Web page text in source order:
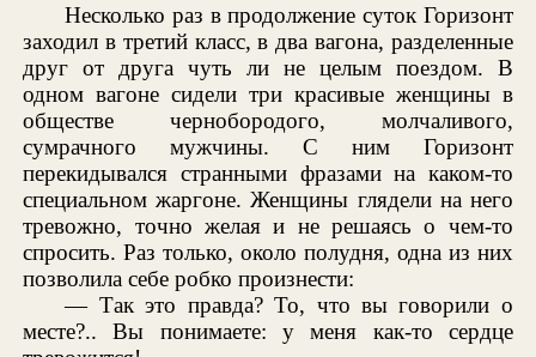
Несколько раз в продолжение суток Горизонт
заходил в третий класс, в два вагона, разделенные
друг от друга чуть ли не целым поездом. В
одном вагоне сидели три красивые женщины в
обществе чернобородого, молчаливого,
сумрачного мужчины. С ним Горизонт
перекидывался странными фразами на каком-то
специальном жаргоне. Женщины глядели на него
тревожно, точно желая и не решаясь о чем-то
спросить. Раз только, около полудня, одна из них
позволила себе робко произнести:
— Так это правда? То, что вы говорили о
месте?.. Вы понимаете: у меня как-то сердце